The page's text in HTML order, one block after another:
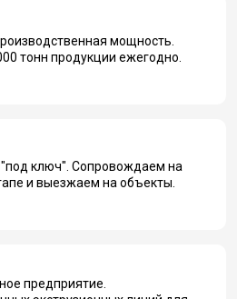
мощность.
тонн продукции ежегодно.
ключ". Сопровождаем на
и выезжаем на объекты.
предприятие.